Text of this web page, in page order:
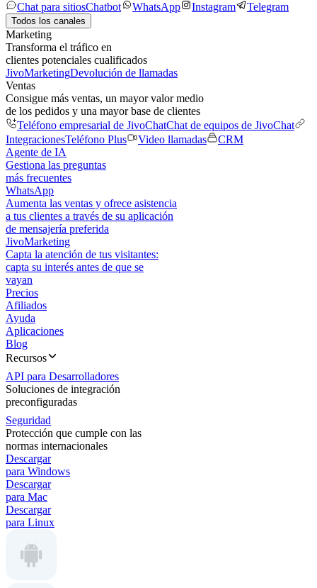
Chat para sitiosChatbot WhatsApp Instagram Telegram
Todos los canales
Marketing
Transforma el tráfico en
clientes potenciales cualificados
JivoMarketingDevolución de llamadas
Ventas
Consigue más ventas, un mayor valor medio
de los pedidos y una mayor base de clientes
Teléfono empresarial de JivoChatChat de equipos de JivoChat
IntegracionesTeléfono Plus Video llamadas
CRM
Agente de IA
Gestiona las preguntas
más frecuentes
WhatsApp
Aumenta las ventas y ofrece asistencia
a tus clientes a través de su aplicación
de mensajería preferida
JivoMarketing
Capta la atención de tus visitantes:
capta su interés antes de que se
vayan
Precios
Afiliados
Ayuda
Aplicaciones
Blog
Recursos
API para Desarrolladores
Soluciones de integración
preconfiguradas
Seguridad
Protección que cumple con las
normas internacionales
Descargar
para Windows
Descargar
para Mac
Descargar
para Linux